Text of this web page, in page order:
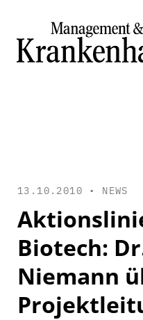
13.10.2010 • NEWS
Biotech:
Niemann